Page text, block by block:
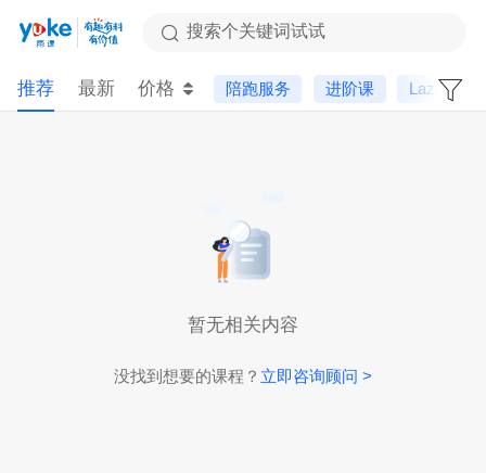
搜索个关键词试试
推荐 最新 价格 陪跑服务 进阶课 Lazada
暂无相关内容
没找到想要的课程？ 立即咨询顾问 >